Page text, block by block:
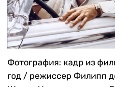
Фотография: кадр из
год / режиссер Филипп